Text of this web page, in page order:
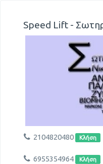
Speed Lift -
2104820480 Κλήση
6955354964 Κλήση